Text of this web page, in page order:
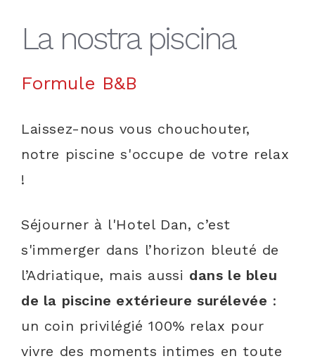
La nostra piscina
Formule B&B
Laissez-nous vous chouchouter,
notre piscine s'occupe de votre relax
!
Séjourner à l'Hotel Dan, c’est
s'immerger dans l’horizon bleuté de
l’Adriatique, mais aussi dans le bleu
de la piscine extérieure surélevée :
un coin privilégié 100% relax pour
vivre des moments intimes en toute